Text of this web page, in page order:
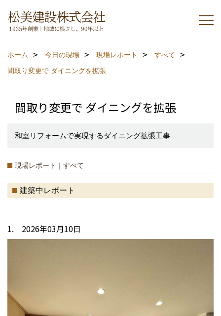
ホーム 今日の現場 現場レポート
すべて
間取り変更で ダイニングを拡張
間取り変更で ダイニングを拡張
和室リフォームで実現するダイニング拡張工事
現場レポート｜すべて
建築中レポート
1. 2026年03月10日